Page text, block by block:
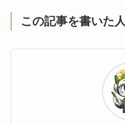
この記事を書いた人